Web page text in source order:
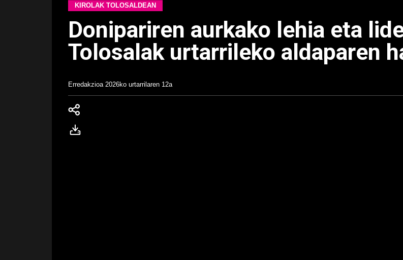
KIROLAK TOLOSALDEAN
Donipariren aurkako lehia eta
Tolosalak urtarrileko aldaparen
Erredakzioa 2026ko urtarrilaren 12a